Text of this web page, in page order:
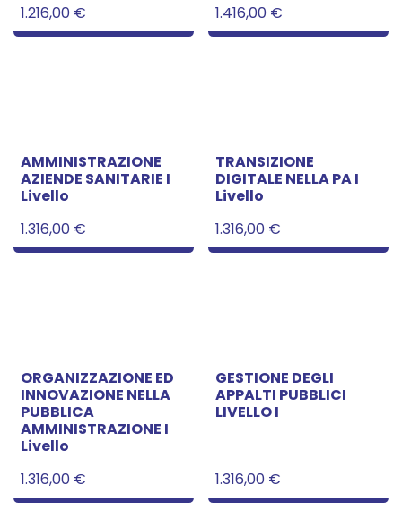
1.216,00 €
1.416,00€
AMMINISTRAZIONE
AZIENDE SANITARIE I
Livello
1.316,00 €
TRANSIZIONE
DIGITALE NELLA PA I
Livello
1.316,00€
ORGANIZZAZIONE ED
INNOVAZIONE NELLA
PUBBLICA
AMMINISTRAZIONE I
Livello
1.316,00 €
GESTIONE DEGLI
APPALTI PUBBLICI
LIVELLO I
1.316,00€